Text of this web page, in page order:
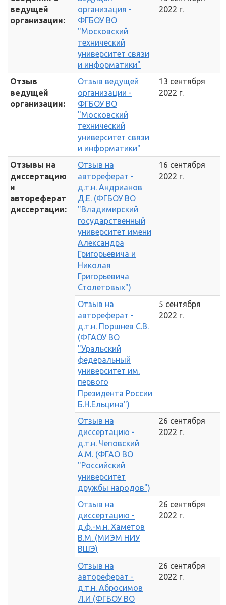
ведущей
организации:
организация -
ФГБОУ ВО
"Московский
технический
университет связи
и информатики"
2022 г.
Отзыв
ведущей
организации:
Отзыв ведущей
организации -
ФГБОУ ВО
"Московский
технический
университет связи
и информатики"
13 сентября
2022 г.
Отзывы на
диссертацию
и
автореферат
диссертации:
Отзыв на
автореферат -
д.т.н. Андрианов
Д.Е. (ФГБОУ ВО
"Владимирский
государственный
университет имени
Александра
Григорьевича и
Николая
Григорьевича
Столетовых")
16 сентября
2022 г.
Отзыв на
автореферат -
д.т.н. Поршнев С.В.
(ФГАОУ ВО
"Уральский
федеральный
университет им.
первого
Президента России
Б.Н.Ельцина")
5 сентября
2022 г.
Отзыв на
диссертацию -
д.т.н. Чеповский
А.М. (ФГАО ВО
"Российский
университет
дружбы народов")
26 сентября
2022 г.
Отзыв на
диссертацию -
д.ф.-м.н. Хаметов
В.М. (МИЭМ НИУ
ВШЭ)
26 сентября
2022 г.
Отзыв на
автореферат -
д.т.н. Абросимов
Л.И (ФГБОУ ВО
26 сентября
2022 г.